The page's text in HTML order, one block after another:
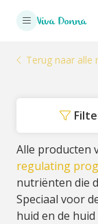
Terug naar alle
Alle producten
regulating
nutriënten die
Speciaal voor
huid en de